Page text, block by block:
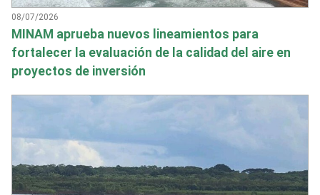
08/07/2026
MINAM aprueba nuevos lineamientos para
fortalecer la evaluación de la calidad del aire en
proyectos de inversión